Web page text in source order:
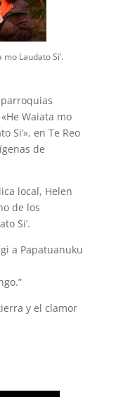
Laudato Si’.
Waiata mo
Si’», en Te Reo
de
local, Helen
de los
Si’.
a Papatuanuku
y el clamor